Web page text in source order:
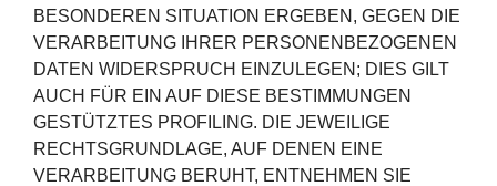
BESONDEREN SITUATION ERGEBEN, GEGEN DIE
VERARBEITUNG IHRER PERSONENBEZOGENEN
DATEN WIDERSPRUCH EINZULEGEN; DIES GILT
AUCH FÜR EIN AUF DIESE BESTIMMUNGEN
GESTÜTZTES PROFILING. DIE JEWEILIGE
RECHTSGRUNDLAGE, AUF DENEN EINE
VERARBEITUNG BERUHT, ENTNEHMEN SIE